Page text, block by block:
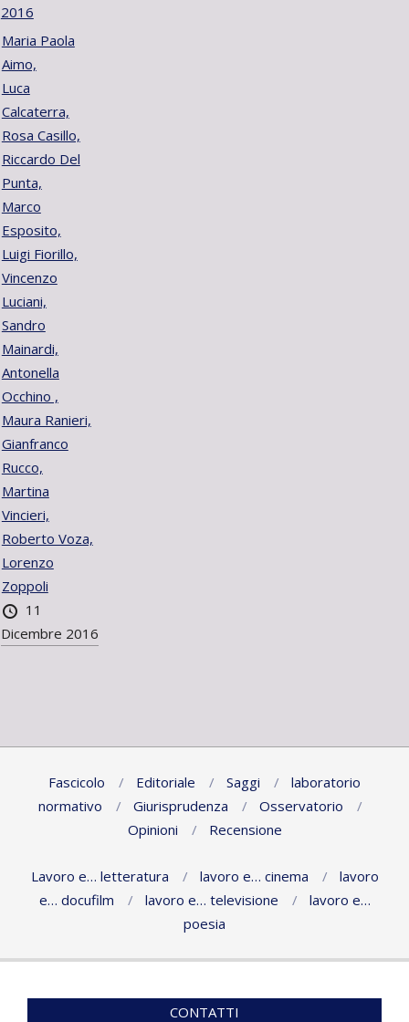
2016
Maria Paola
Aimo,
Luca
Calcaterra,
Rosa Casillo,
Riccardo Del
Punta,
Marco
Esposito,
Luigi Fiorillo,
Vincenzo
Luciani,
Sandro
Mainardi,
Antonella
Occhino ,
Maura Ranieri,
Gianfranco
Rucco,
Martina
Vincieri,
Roberto Voza,
Lorenzo
Zoppoli
11
Dicembre 2016
Fascicolo Editoriale Saggi
laboratorio
normativo
Giurisprudenza
Osservatorio
Opinioni
Recensione
Lavoro e… letteratura lavoro e… cinema
lavoro
e… docufilm
lavoro e… televisione
lavoro e…
poesia
CONTATTI